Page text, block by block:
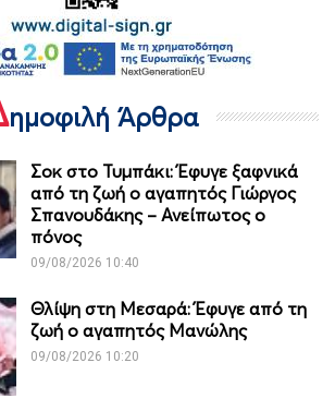
ημοφιλή Άρθρα
Σοκ στο Τυμπάκι: Έφυγε ξαφνικά
από τη ζωή ο αγαπητός Γιώργος
Σπανουδάκης – Ανείπωτος ο
πόνος
09/08/2026 10:40
Θλίψη στη Μεσαρά: Έφυγε από τη
ζωή ο αγαπητός Μανώλης
09/08/2026 10:20